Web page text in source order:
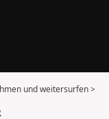
und weitersurfen >